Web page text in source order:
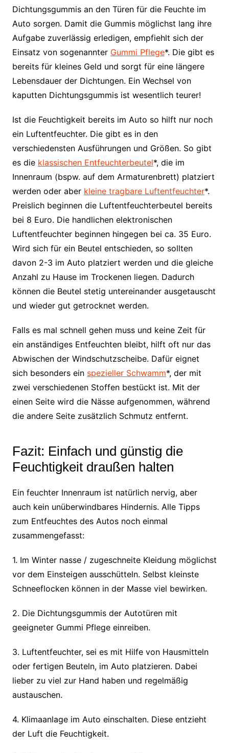
Dichtungsgummis an den Türen für die Feuchte im
Auto sorgen. Damit die Gummis möglichst lang ihre
Aufgabe zuverlässig erledigen, empfiehlt sich der
Einsatz von sogenannter Gummi Pflege*. Die gibt es
bereits für kleines Geld und sorgt für eine längere
Lebensdauer der Dichtungen. Ein Wechsel von
kaputten Dichtungsgummis ist wesentlich teurer!
Ist die Feuchtigkeit bereits im Auto so hilft nur noch
ein Luftentfeuchter. Die gibt es in den
verschiedensten Ausführungen und Größen. So gibt
es die klassischen Entfeuchterbeutel*, die im
Innenraum (bspw. auf dem Armaturenbrett) platziert
werden oder aber kleine tragbare Luftentfeuchter*.
Preislich beginnen die Luftentfeuchterbeutel bereits
bei 8 Euro. Die handlichen elektronischen
Luftentfeuchter beginnen hingegen bei ca. 35 Euro.
Wird sich für ein Beutel entschieden, so sollten
davon 2-3 im Auto platziert werden und die gleiche
Anzahl zu Hause im Trockenen liegen. Dadurch
können die Beutel stetig untereinander ausgetauscht
und wieder gut getrocknet werden.
Falls es mal schnell gehen muss und keine Zeit für
ein anständiges Entfeuchten bleibt, hilft oft nur das
Abwischen der Windschutzscheibe. Dafür eignet
sich besonders ein spezieller Schwamm*, der mit
zwei verschiedenen Stoffen bestückt ist. Mit der
einen Seite wird die Nässe aufgenommen, während
die andere Seite zusätzlich Schmutz entfernt.
Fazit: Einfach und günstig die
Feuchtigkeit draußen halten
Ein feuchter Innenraum ist natürlich nervig, aber
auch kein unüberwindbares Hindernis. Alle Tipps
zum Entfeuchtes des Autos noch einmal
zusammengefasst:
1. Im Winter nasse / zugeschneite Kleidung möglichst
vor dem Einsteigen ausschütteln. Selbst kleinste
Schneeflocken können in der Masse viel bewirken.
2. Die Dichtungsgummis der Autotüren mit
geeigneter Gummi Pflege einreiben.
3. Luftentfeuchter, sei es mit Hilfe von Hausmitteln
oder fertigen Beuteln, im Auto platzieren. Dabei
lieber zu viel zur Hand haben und regelmäßig
austauschen.
4. Klimaanlage im Auto einschalten. Diese entzieht
der Luft die Feuchtigkeit.